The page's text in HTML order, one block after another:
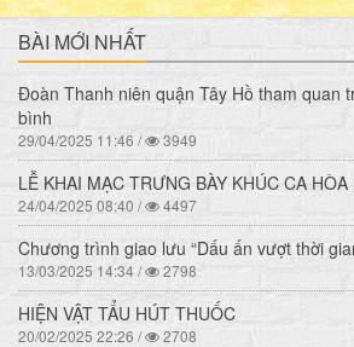
BÀI MỚI NHẤT
Đoàn Thanh niên quận Tây Hồ tham quan
bình
29/04/2025 11:46 / 3949
LỄ KHAI MẠC TRƯNG BÀY KHÚC CA HÒA
24/04/2025 08:40 / 4497
Chương trình giao lưu “Dấu ấn vượt thời
13/03/2025 14:34 / 2798
HIỆN VẬT TẨU HÚT THUỐC
20/02/2025 22:26 / 2708